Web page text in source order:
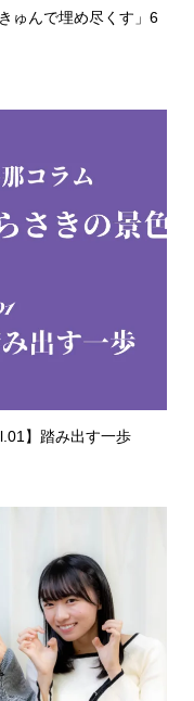
ゅんで埋め尽くす」6
】踏み出す一歩